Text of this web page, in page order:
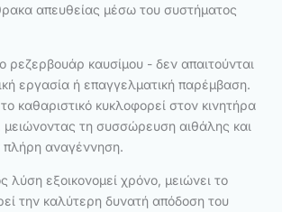
απευθείας μέσω του συστήματος
ρεζερβουάρ καυσίμου - δεν απαιτούνται
εργασία ή επαγγελματική παρέμβαση.
καθαριστικό κυκλοφορεί στον κινητήρα
μειώνοντας τη συσσώρευση αιθάλης και
αναγέννηση.
λύση εξοικονομεί χρόνο, μειώνει το
την καλύτερη δυνατή απόδοση του